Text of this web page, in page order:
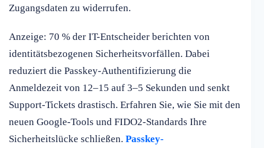
Zugangsdaten zu widerrufen.
Anzeige: 70 % der IT-Entscheider berichten von
identitätsbezogenen Sicherheitsvorfällen. Dabei
reduziert die Passkey-Authentifizierung die
Anmeldezeit von 12–15 auf 3–5 Sekunden und senkt
Support-Tickets drastisch. Erfahren Sie, wie Sie mit den
neuen Google-Tools und FIDO2-Standards Ihre
Sicherheitslücke schließen. Passkey-